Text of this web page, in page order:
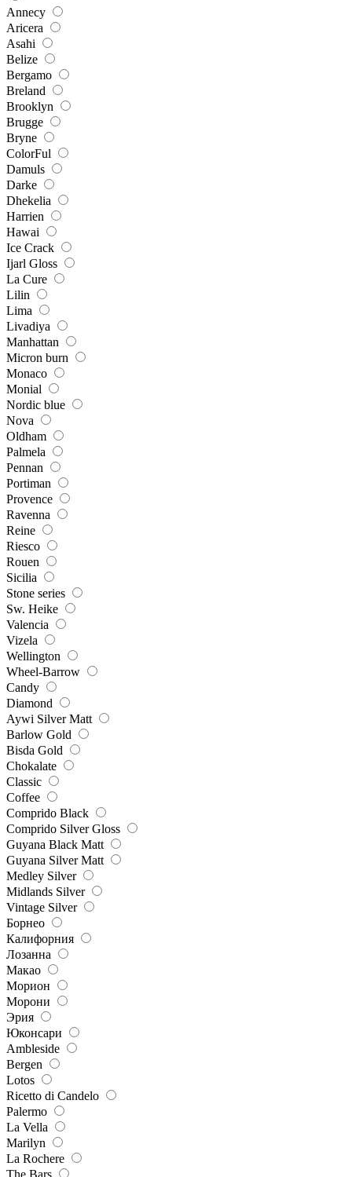
Annecy
Aricera
Asahi
Belize
Bergamo
Breland
Brooklyn
Brugge
Bryne
ColorFul
Damuls
Darke
Dhekelia
Harrien
Hawai
Ice Crack
Ijarl Gloss
La Cure
Lilin
Lima
Livadiya
Manhattan
Micron burn
Monaco
Monial
Nordic blue
Nova
Oldham
Palmela
Pennan
Portiman
Provence
Ravenna
Reine
Riesco
Rouen
Sicilia
Stone series
Sw. Heike
Valencia
Vizela
Wellington
Wheel-Barrow
Candy
Diamond
Aywi Silver Matt
Barlow Gold
Bisda Gold
Chokalate
Classic
Coffee
Comprido Black
Comprido Silver Gloss
Guyana Black Matt
Guyana Silver Matt
Medley Silver
Midlands Silver
Vintage Silver
Борнео
Калифорния
Лозанна
Макао
Морион
Морони
Эрия
Юконсари
Ambleside
Bergen
Lotos
Ricetto di Candelo
Palermo
La Vella
Marilyn
La Rochere
The Bars